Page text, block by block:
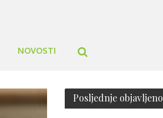
NOVOSTI
Posljednje objavljeno